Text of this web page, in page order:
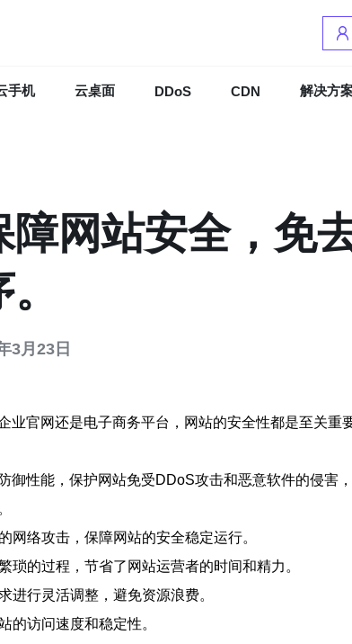
手机 云桌面 DDoS CDN 解决方
网站安全，免
3月23日
官网还是电子商务平台，网站的安全性都是至关重
性能，保护网站免受DDoS攻击和恶意软件的侵害
络攻击，保障网站的安全稳定运行。
的过程，节省了网站运营者的时间和精力。
进行灵活调整，避免资源浪费。
的访问速度和稳定性。